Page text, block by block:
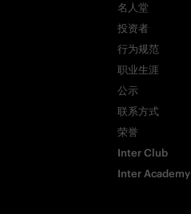
名人堂
投资者
行为规范
职业生涯
公示
联系方式
荣誉
Inter Club
Inter Academy